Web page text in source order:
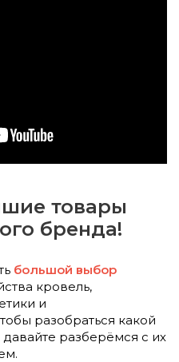
товары
бренда!
большой выбор
кровель,
и
разобраться какой
давайте разберёмся с их